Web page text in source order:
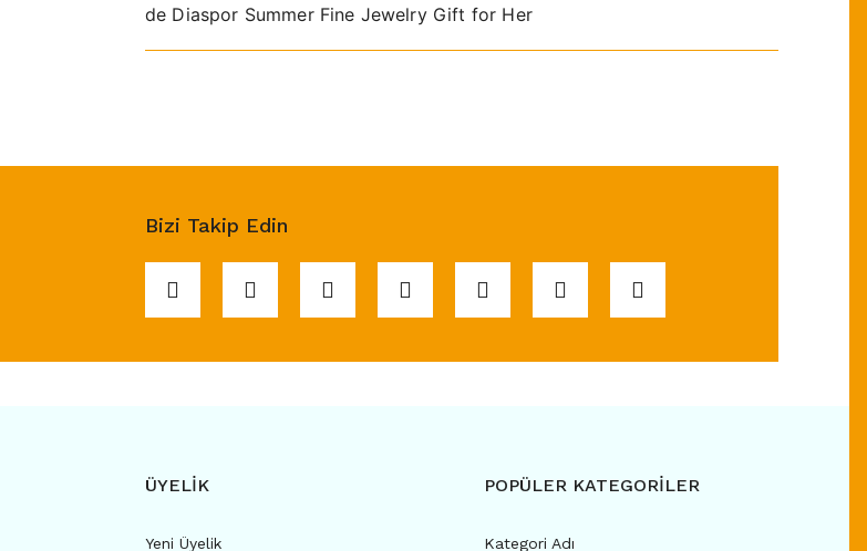
de Diaspor Summer Fine Jewelry Gift for Her
Bizi Takip Edin
ÜYELİK
Yeni Üyelik
POPÜLER KATEGORİLER
Kategori Adı